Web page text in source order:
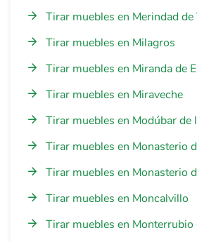
Tirar muebles en Merindad de
Tirar muebles en Milagros
Tirar muebles en Miranda de
Tirar muebles en Miraveche
Tirar muebles en Modúbar de
Tirar muebles en Monasterio
Tirar muebles en Monasterio
Tirar muebles en Moncalvillo
Tirar muebles en Monterrubio